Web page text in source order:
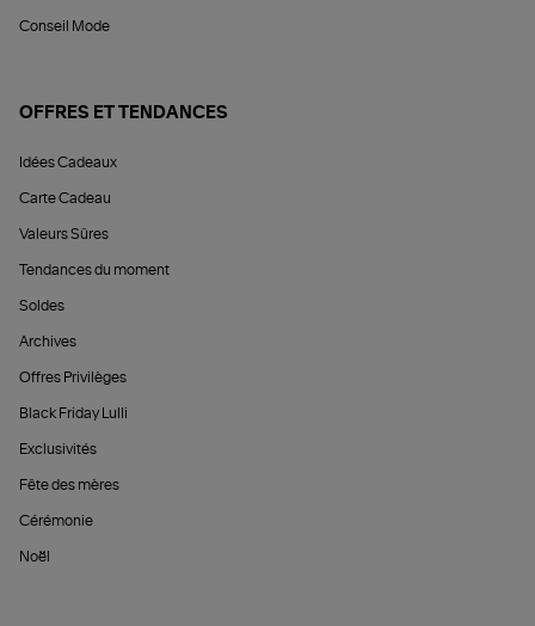
Conseil Mode
OFFRES ET TENDANCES
Idées Cadeaux
Carte Cadeau
Valeurs Sûres
Tendances du moment
Soldes
Archives
Offres Privilèges
Black Friday Lulli
Exclusivités
Fête des mères
Cérémonie
Noël